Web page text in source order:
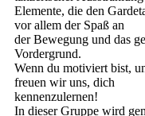
Elemente, die den
vor allem der Spaß an
der Bewegung und das
Vordergrund.
Wenn du motiviert bist,
freuen wir uns, dich
kennenzulernen!
In dieser Gruppe wird